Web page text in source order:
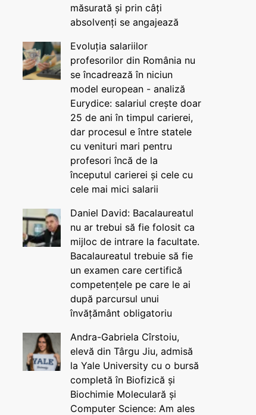
măsurată și prin câți
absolvenți se angajează
Evoluția salariilor
profesorilor din România nu
se încadrează în niciun
model european - analiză
Eurydice: salariul crește doar
25 de ani în timpul carierei,
dar procesul e între statele
cu venituri mari pentru
profesori încă de la
începutul carierei și cele cu
cele mai mici salarii
Daniel David: Bacalaureatul
nu ar trebui să fie folosit ca
mijloc de intrare la facultate.
Bacalaureatul trebuie să fie
un examen care certifică
competențele pe care le ai
după parcursul unui
învățământ obligatoriu
Andra-Gabriela Cîrstoiu,
elevă din Târgu Jiu, admisă
la Yale University cu o bursă
completă în Biofizică și
Biochimie Moleculară și
Computer Science: Am ales